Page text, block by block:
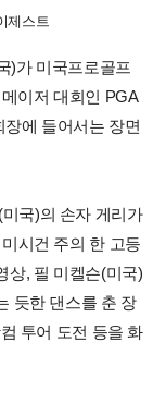
제스트
)가 미국프로골프
이저 대회인 PGA
에 들어서는 장면
국)의 손자 게리가
시건 주의 한 고등
상, 필 미켈슨(미국)
듯한 댄스를 춘 장
투어 도전 등을 화